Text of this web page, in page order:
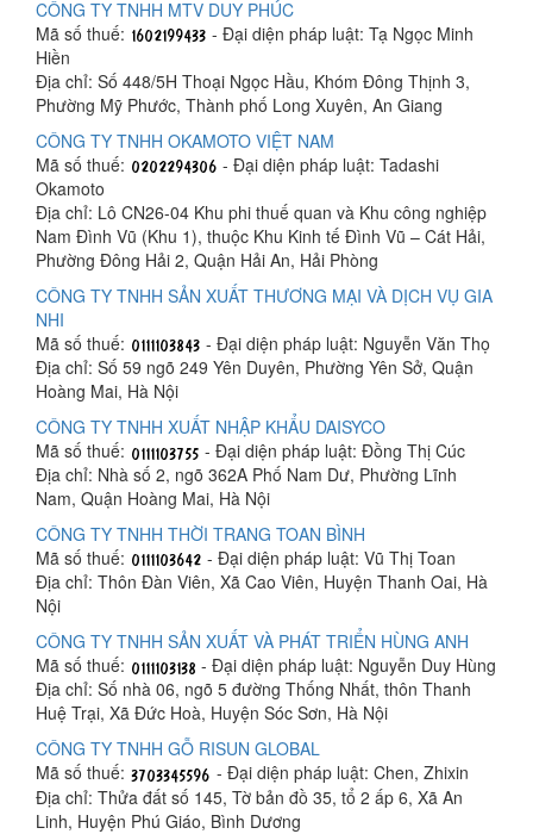
CÔNG TY TNHH MTV DUY PHÚC
Mã số thuế:
- Đại diện pháp luật: Tạ Ngọc Minh
Hiền
Địa chỉ: Số 448/5H Thoại Ngọc Hầu, Khóm Đông Thịnh 3,
Phường Mỹ Phước, Thành phố Long Xuyên, An Giang
CÔNG TY TNHH OKAMOTO VIỆT NAM
Mã số thuế:
- Đại diện pháp luật: Tadashi
Okamoto
Địa chỉ: Lô CN26-04 Khu phi thuế quan và Khu công nghiệp
Nam Đình Vũ (Khu 1), thuộc Khu Kinh tế Đình Vũ – Cát Hải,
Phường Đông Hải 2, Quận Hải An, Hải Phòng
CÔNG TY TNHH SẢN XUẤT THƯƠNG MẠI VÀ DỊCH VỤ GIA
NHI
Mã số thuế:
- Đại diện pháp luật: Nguyễn Văn Thọ
Địa chỉ: Số 59 ngõ 249 Yên Duyên, Phường Yên Sở, Quận
Hoàng Mai, Hà Nội
CÔNG TY TNHH XUẤT NHẬP KHẨU DAISYCO
Mã số thuế:
- Đại diện pháp luật: Đồng Thị Cúc
Địa chỉ: Nhà số 2, ngõ 362A Phố Nam Dư, Phường Lĩnh
Nam, Quận Hoàng Mai, Hà Nội
CÔNG TY TNHH THỜI TRANG TOAN BÌNH
Mã số thuế:
- Đại diện pháp luật: Vũ Thị Toan
Địa chỉ: Thôn Đàn Viên, Xã Cao Viên, Huyện Thanh Oai, Hà
Nội
CÔNG TY TNHH SẢN XUẤT VÀ PHÁT TRIỂN HÙNG ANH
Mã số thuế:
- Đại diện pháp luật: Nguyễn Duy Hùng
Địa chỉ: Số nhà 06, ngõ 5 đường Thống Nhất, thôn Thanh
Huệ Trại, Xã Đức Hoà, Huyện Sóc Sơn, Hà Nội
CÔNG TY TNHH GỖ RISUN GLOBAL
Mã số thuế:
- Đại diện pháp luật: Chen, Zhixin
Địa chỉ: Thửa đất số 145, Tờ bản đồ 35, tổ 2 ấp 6, Xã An
Linh, Huyện Phú Giáo, Bình Dương